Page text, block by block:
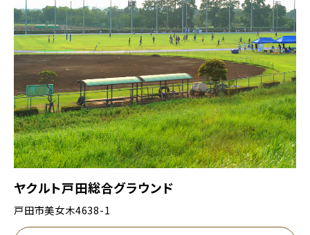
ヤクルト戸田総合グラウンド
戸田市美女木4638-1